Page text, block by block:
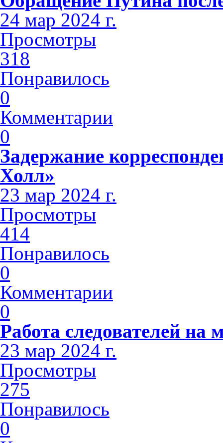
24 мар 2024 г.
Просмотры
318
Понравилось
0
Комментарии
0
Задержание
Холл»
23 мар 2024 г.
Просмотры
414
Понравилось
0
Комментарии
0
Работа следователей на
23 мар 2024 г.
Просмотры
275
Понравилось
0